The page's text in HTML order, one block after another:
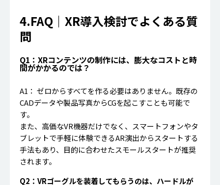
4.FAQ｜ XR導入検討でよくある質
問
Q1：XRコンテンツの制作には、膨大なコストと時
間がかかるのでは？
A1： ゼロからすべてを作る必要はありません。既存の
CADデータや製品写真からCGを起こすことも可能で
す。
また、高価なVR機器だけでなく、スマートフォンやタ
ブレットで手軽に体験できるAR演出からスタートする
手法もあり、目的に合わせたスモールスタートが推奨
されます。
Q2：VRゴーグルを装着してもらうのは、ハードルが